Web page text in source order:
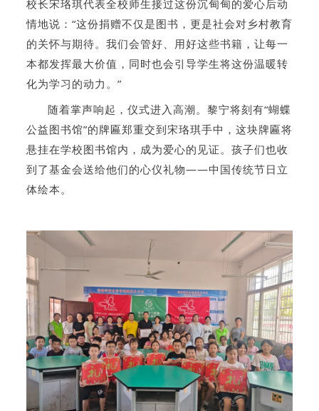
校长宋珞琪代表全校师生接过这份沉甸甸的爱心后动
情地说：“这份捐赠不仅是图书，更是社会对乡村教育
的关怀与期待。 我们会管好、用好这些书籍，让每一
本都发挥最大价值，同时也会引导学生将这份温暖转
化为学习的动力。”
随着掌声响起，仪式进入高潮。黎宁将刻有“蝴蝶
公益图书馆”的牌匾郑重交到宋珞琪手中，这块牌匾将
悬挂在学校图书馆内，成为爱心的见证。孩子们也收
到了基金会送给他们的心仪礼物——中国传统节日立
体绘本。